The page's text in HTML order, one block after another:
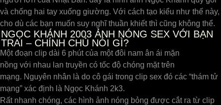
và chống hai tay xuống giường. Với cách tạo kiểu như thế này,
cho dù các bạn muốn suy nghĩ thuần khiết thì cũng không thể.
NGỌC KHÁNH 2003 ẢNH NÓNG SEX VỚI BẠN
TRAI – CHÍNH CHỦ NÓI GÌ?
Một đoạn clip dài 6 phút của một đôi nam ân ái mặn
nồng với nhau lan truyền có tốc độ chóng mặt trên
mạng. Nguyên nhân là do cô gái trong clip sex đó các “thám tử
mạng” xác định là Ngọc Khánh 2k3.
Rất nhanh chóng, các hình ảnh nóng bỏng được cắt ra từ clip